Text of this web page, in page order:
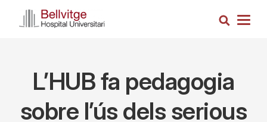
Search
L’HUB fa pedagogia
sobre l’ús dels serious